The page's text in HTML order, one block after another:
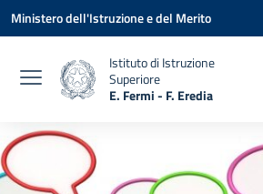
Vai ai contenuti
Vai al menu di navigazione
Vai al footer
Ministero dell'Istruzione e del Merito
Istituto di Istruzione
Superiore
E. Fermi - F. Eredia